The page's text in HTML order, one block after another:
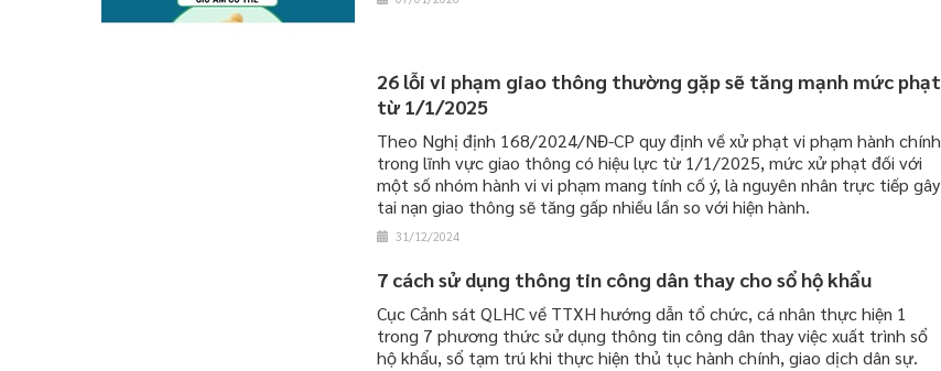
26 lỗi vi phạm giao thông thường gặp sẽ tăng mạnh mức phạt
từ 1/1/2025
Theo Nghị định 168/2024/NĐ-CP quy định về xử phạt vi phạm hành chính
trong lĩnh vực giao thông có hiệu lực từ 1/1/2025, mức xử phạt đối với
một số nhóm hành vi vi phạm mang tính cố ý, là nguyên nhân trực tiếp gây
tai nạn giao thông sẽ tăng gấp nhiều lần so với hiện hành.
31/12/2024
7 cách sử dụng thông tin công dân thay cho sổ hộ khẩu
Cục Cảnh sát QLHC về TTXH hướng dẫn tổ chức, cá nhân thực hiện 1
trong 7 phương thức sử dụng thông tin công dân thay việc xuất trình sổ
hộ khẩu, sổ tạm trú khi thực hiện thủ tục hành chính, giao dịch dân sự.